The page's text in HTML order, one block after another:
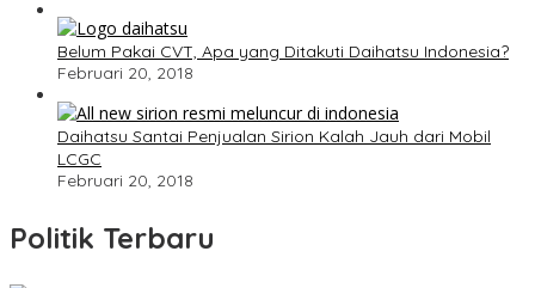
Belum Pakai CVT, Apa yang Ditakuti Daihatsu Indonesia?
Februari 20, 2018
Daihatsu Santai Penjualan Sirion Kalah Jauh dari Mobil
LCGC
Februari 20, 2018
Politik Terbaru